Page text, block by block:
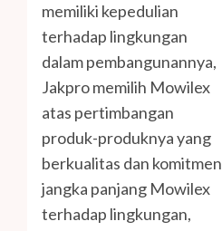
memiliki kepedulian
terhadap lingkungan
dalam pembangunannya,
Jakpro memilih Mowilex
atas pertimbangan
produk-produknya yang
berkualitas dan komitmen
jangka panjang Mowilex
terhadap lingkungan,